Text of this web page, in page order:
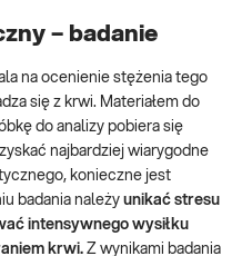
– badanie
na ocenienie stężenia tego
się z krwi. Materiałem do
do analizy pobiera się
najbardziej wiarygodne
konieczne jest
badania należy unikać stresu
intensywnego wysiłku
krwi. Z wynikami badania